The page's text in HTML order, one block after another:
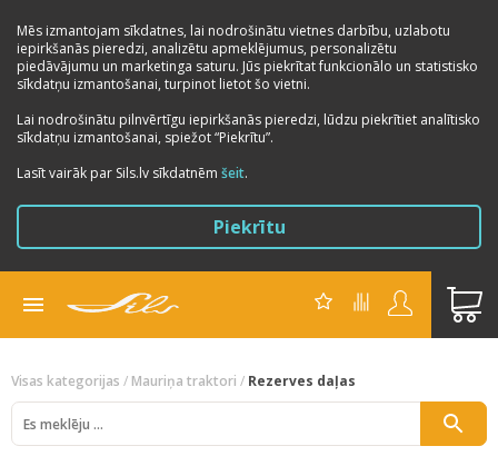
Mēs izmantojam sīkdatnes, lai nodrošinātu vietnes darbību, uzlabotu
iepirkšanās pieredzi, analizētu apmeklējumus, personalizētu
piedāvājumu un marketinga saturu. Jūs piekrītat funkcionālo un statistisko
sīkdatņu izmantošanai, turpinot lietot šo vietni.
Lai nodrošinātu pilnvērtīgu iepirkšanās pieredzi, lūdzu piekrītiet analītisko
sīkdatņu izmantošanai, spiežot “Piekrītu”.
Lasīt vairāk par Sils.lv sīkdatnēm šeit.
Piekrītu
Visas kategorijas / Mauriņa traktori / Rezerves daļas